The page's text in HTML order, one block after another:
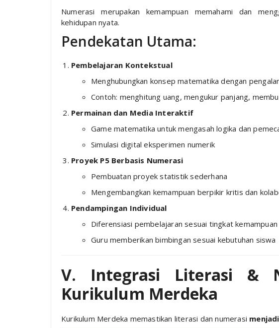
Numerasi merupakan kemampuan memahami dan
kehidupan nyata.
Pendekatan Utama:
Pembelajaran Kontekstual
Menghubungkan konsep matematika dengan
Contoh: menghitung uang, mengukur panjang,
Permainan dan Media Interaktif
Game matematika untuk mengasah logika dan
Simulasi digital eksperimen numerik
Proyek P5 Berbasis Numerasi
Pembuatan proyek statistik sederhana
Mengembangkan kemampuan berpikir kritis dan
Pendampingan Individual
Diferensiasi pembelajaran sesuai tingkat kemampuan
Guru memberikan bimbingan sesuai kebutuhan siswa
V. Integrasi Literasi &
Kurikulum Merdeka
Kurikulum Merdeka memastikan literasi dan numerasi